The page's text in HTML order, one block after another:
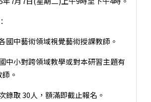
國中藝術領域視覺藝術授課教師。
中小對跨領域教學或對本研習主題有
。
錄取 30人，額滿即截止報名。